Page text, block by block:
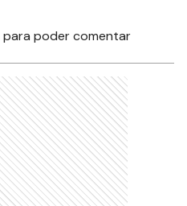
para poder comentar